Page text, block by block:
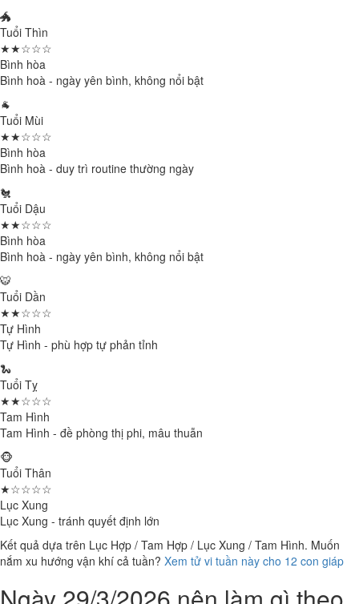
🐲
Tuổi Thìn
★★☆☆☆
Bình hòa
Bình hoà - ngày yên bình, không nổi bật
🐐
Tuổi Mùi
★★☆☆☆
Bình hòa
Bình hoà - duy trì routine thường ngày
🐔
Tuổi Dậu
★★☆☆☆
Bình hòa
Bình hoà - ngày yên bình, không nổi bật
🐯
Tuổi Dần
★★☆☆☆
Tự Hình
Tự Hình - phù hợp tự phản tỉnh
🐍
Tuổi Tỵ
★★☆☆☆
Tam Hình
Tam Hình - đề phòng thị phi, mâu thuẫn
🐵
Tuổi Thân
★☆☆☆☆
Lục Xung
Lục Xung - tránh quyết định lớn
Kết quả dựa trên Lục Hợp / Tam Hợp / Lục Xung / Tam Hình. Muốn
nắm xu hướng vận khí cả tuần? Xem tử vi tuần này cho 12 con giáp